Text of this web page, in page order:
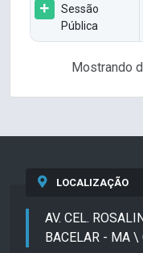
Sessão
Pública
Mostrando
LOCALIZAÇÃO
AV. CEL.
BACELAR - MA